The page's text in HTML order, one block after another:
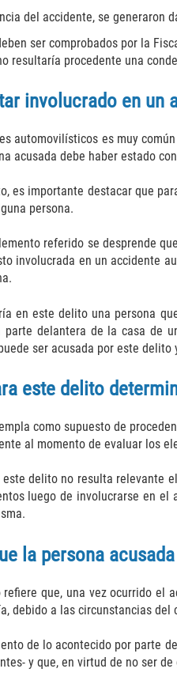
del accidente, se generaron
ser comprobados por la
resultaría procedente una
involucrado en un
automovilísticos es muy
acusada debe haber estado
es importante destacar que
persona.
referido se desprende
involucrada en un accidente
en este delito una persona
parte delantera de la casa de
ser acusada por este
este delito
como supuesto de
al momento de evaluar los
delito no resulta relevante
luego de involucrarse en
la persona
que, una vez ocurrido el
debido a las circunstancias del
de lo acontecido por parte
y que, en virtud de no ser